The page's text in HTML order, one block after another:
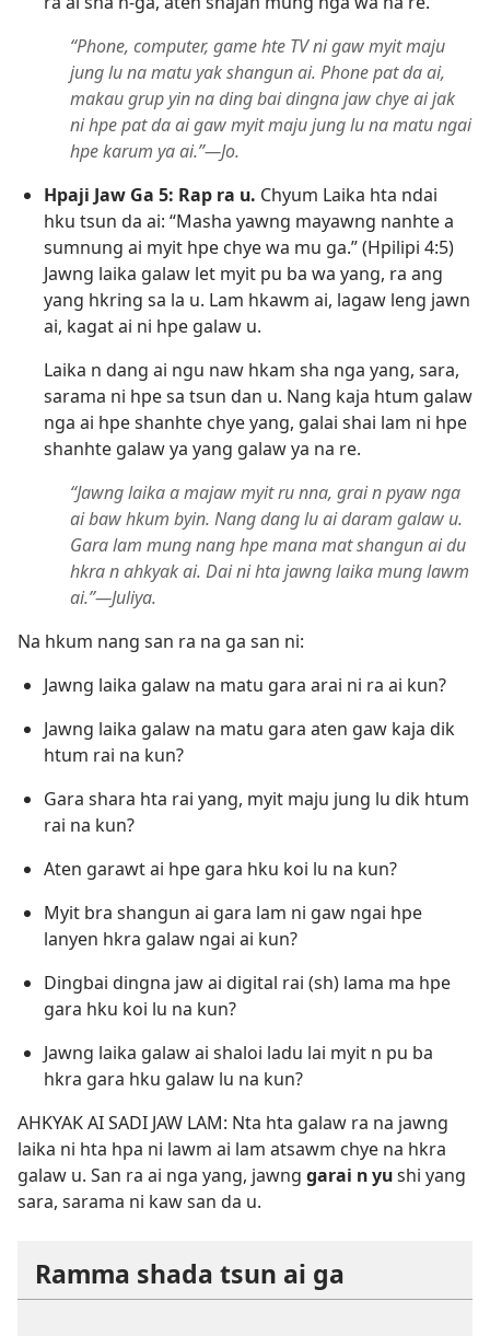
“Phone, computer, game hte TV ni gaw myit maju
jung lu na matu yak shangun ai. Phone pat da ai,
makau grup yin na ding bai dingna jaw chye ai jak
ni hpe pat da ai gaw myit maju jung lu na matu ngai
hpe karum ya ai.”​—Jo.
Hpaji Jaw Ga 5: Rap ra u. Chyum Laika hta ndai
hku tsun da ai: “Masha yawng mayawng nanhte a
sumnung ai myit hpe chye wa mu ga.” (Hpilipi 4:5)
Jawng laika galaw let myit pu ba wa yang, ra ang
yang hkring sa la u. Lam hkawm ai, lagaw leng jawn
ai, kagat ai ni hpe galaw u.
Laika n dang ai ngu naw hkam sha nga yang, sara,
sarama ni hpe sa tsun dan u. Nang kaja htum galaw
nga ai hpe shanhte chye yang, galai shai lam ni hpe
shanhte galaw ya yang galaw ya na re.
“Jawng laika a majaw myit ru nna, grai n pyaw nga
ai baw hkum byin. Nang dang lu ai daram galaw u.
Gara lam mung nang hpe mana mat shangun ai du
hkra n ahkyak ai. Dai ni hta jawng laika mung lawm
ai.”​—Juliya.
Na hkum nang san ra na ga san ni:
Jawng laika galaw na matu gara arai ni ra ai kun?
Jawng laika galaw na matu gara aten gaw kaja dik
htum rai na kun?
Gara shara hta rai yang, myit maju jung lu dik htum
rai na kun?
Aten garawt ai hpe gara hku koi lu na kun?
Myit bra shangun ai gara lam ni gaw ngai hpe
lanyen hkra galaw ngai ai kun?
Dingbai dingna jaw ai digital rai (sh) lama ma hpe
gara hku koi lu na kun?
Jawng laika galaw ai shaloi ladu lai myit n pu ba
hkra gara hku galaw lu na kun?
AHKYAK AI SADI JAW LAM: Nta hta galaw ra na jawng
laika ni hta hpa ni lawm ai lam atsawm chye na hkra
galaw u. San ra ai nga yang, jawng garai n yushi yang
sara, sarama ni kaw san da u.
Ramma shada tsun ai ga